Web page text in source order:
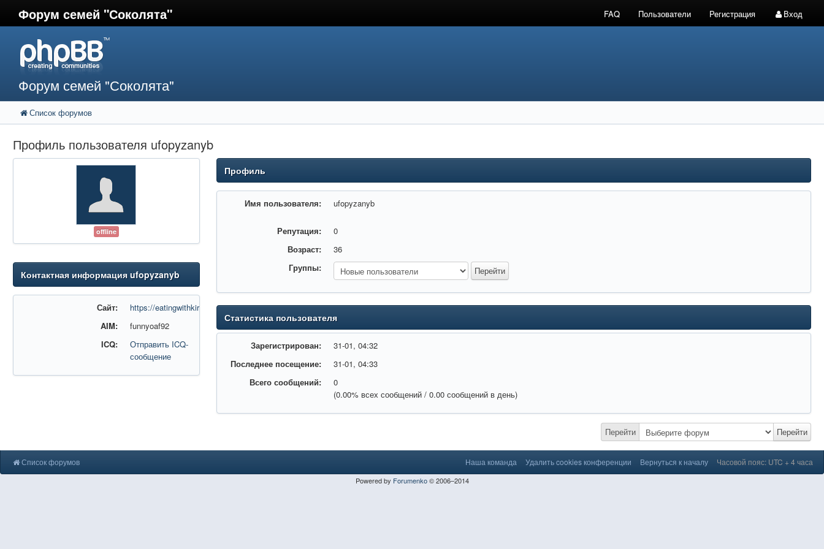
Форум семей "Соколята" FAQ Пользователи Регистрация Вход
Форум семей "Соколята"
Список форумов
Профиль пользователя ufopyzanyb
offline
Контактная информация ufopyzanyb
Сайт:
https://eatingwithkirby.com/news/melbet_promokod_pri_registracii___bonus_kod_na_segodnya.html
AIM:
funnyoaf92
ICQ:
Отправить ICQ-
сообщение
Профиль
Имя пользователя: ufopyzanyb
Репутация:
0
Возраст:
36
Группы:
Статистика пользователя
Зарегистрирован:
31-01, 04:32
Последнее посещение:
31-01, 04:33
Всего сообщений:
0
(0.00% всех сообщений / 0.00 сообщений в день)
Перейти Перейти
Список форумов Наша команда Удалить cookies конференции Вернуться к началу Часовой пояс: UTC + 4 часа
Powered by Forumenko© 2006–2014